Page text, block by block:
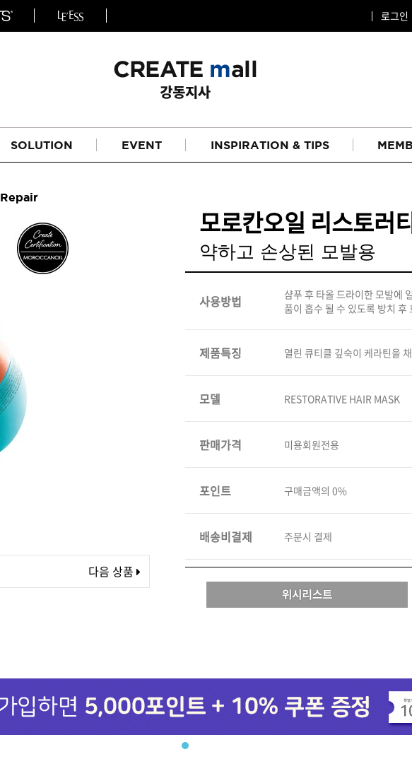
로그인
SOLUTION EVENT INSPIRATION & TIPS
리페어라인
볼륨 라인
스무드 라인
텍스처
스타일링 라인
피니시 라인
아이롱기
매직기
드라이어
그리에이트 퀵드라이기
47,000원
Repair
다음 상품
모로칸오일 리스토러
약하고 손상된 모발용
사용방법
샴푸 후 타올 드라이한 모발에
품이 흡수 될 수 있도록 방치
제품특징 열린 큐티클 깊숙이 케라틴을
모델 RESTORATIVE HAIR MASK
판매가격 미용회원전용
포인트 구매금액의 0%
배송비결제 주문시 결제